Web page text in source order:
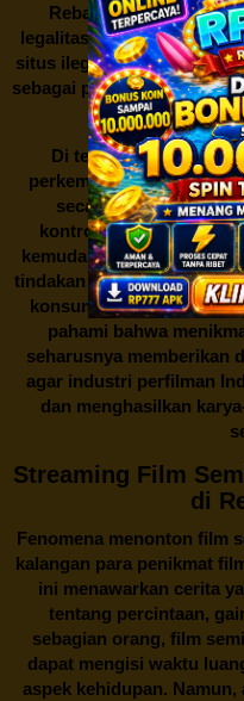
Rebahan21 juga
legalitas. Seperti yang
situs ilegal semacam ini
sebagai pengguna juga
akibat dari
Di tengah dinamika
perkembangan
secara gratis di
kontroversial. Meskipun
kemudahan akses, kita
tindakan ini terhadap para
konsumen, bijaklah
pahami bahwa
seharusnya memberikan
agar industri perfilman
dan menghasilkan
Streaming Film
di
Fenomena menonton film
kalangan para penikmat
ini menawarkan cerita
tentang percintaan,
sebagian orang, film
dapat mengisi waktu
aspek kehidupan.